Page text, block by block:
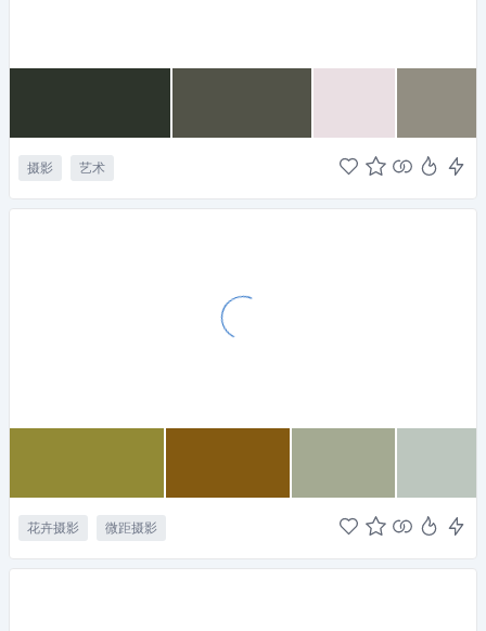
摄影 艺术
花卉摄影 微距摄影